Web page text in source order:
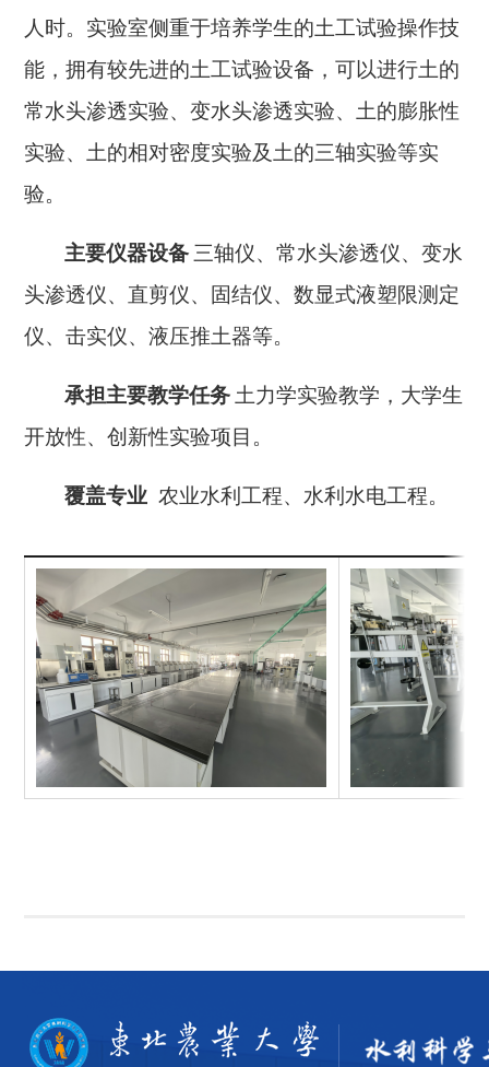
人时。实验室侧重于培养学生的土工试验操作技
能，拥有较先进的土工试验设备，可以进行土的
常水头渗透实验、变水头渗透实验、土的膨胀性
实验、土的相对密度实验及土的三轴实验等实
验。
主要仪器设备 三轴仪、常水头渗透仪、变水
头渗透仪、直剪仪、固结仪、数显式液塑限测定
仪、击实仪、液压推土器等。
承担主要教学任务 土力学实验教学，大学生
开放性、创新性实验项目。
覆盖专业农业水利工程、水利水电工程。